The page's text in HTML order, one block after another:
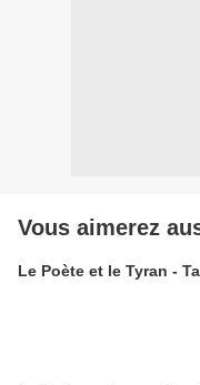
Vous aimerez
Le Poète et le Tyran -